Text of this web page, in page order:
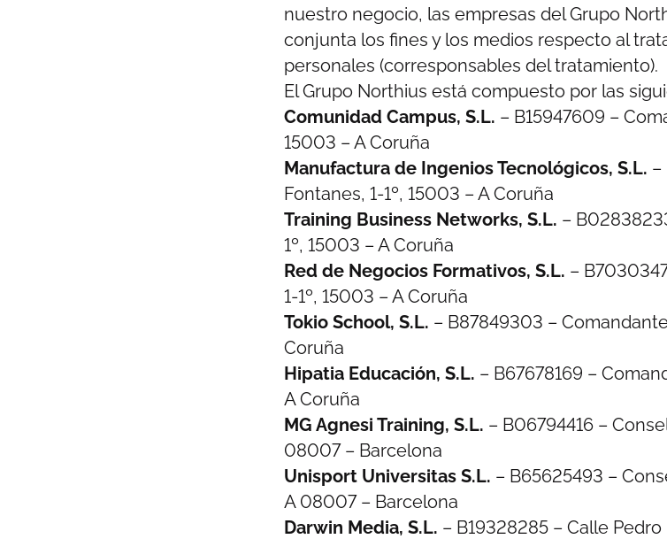
nuestro negocio, las empresas del Grupo
conjunta los fines y los medios respecto al
personales (corresponsables del tratamiento).
El Grupo Northius está compuesto por las
Comunidad Campus, S.L. – B15947609 –
15003 – A Coruña
Manufactura de Ingenios Tecnológicos, S.L. –
Fontanes, 1-1º, 15003 – A Coruña
Training Business Networks, S.L. –
1º, 15003 – A Coruña
Red de Negocios Formativos, S.L. –
1-1º, 15003 – A Coruña
Tokio School, S.L. – B87849303 –
Coruña
Hipatia Educación, S.L. – B67678169 –
A Coruña
MG Agnesi Training, S.L. – B06794416 –
08007 – Barcelona
Unisport Universitas S.L. – B65625493 –
A 08007 – Barcelona
Darwin Media, S.L. – B19328285 – Calle